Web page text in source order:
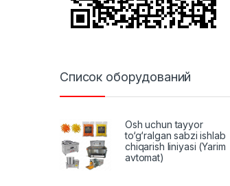
Список оборудований
Osh uchun tayyor
to‘g‘ralgan sabzi ishlab
chiqarish liniyasi (Yarim
avtomat)